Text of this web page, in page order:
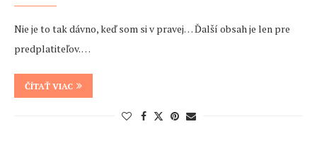
Nie je to tak dávno, keď som si v pravej… Ďalší obsah je len pre
predplatiteľov. …
ČÍTAŤ VIAC